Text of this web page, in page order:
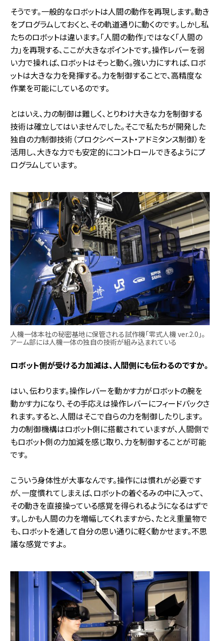
そうです。一般的なロボットは人間の動作を再現します。動き
をプログラムしておくと、その軌道通りに動くのです。しかし私
たちのロボットは違います。「人間の動作」ではなく「人間の
力」を再現する、ここが大きなポイントです。操作レバーを弱
い力で操れば、ロボットはそっと動く。強い力にすれば、ロボ
ットは大きな力を発揮する。力を制御することで、高精度な
作業を可能にしているのです。
とはいえ、力の制御は難しく、とりわけ大きな力を制御する
技術は確立してはいませんでした。そこで私たちが開発した
独自の力制御技術（プロクシベースト・アドミタンス制御）を
活用し、大きな力でも安定的にコントロールできるようにプ
ログラムしています。
人機一体本社の秘密基地に保管される試作機「零式人機 ver.2.0」。
アーム部には人機一体の独自の技術が組み込まれている
――ロボット側が受ける力加減は、人間側にも伝わるのですか。
はい、伝わります。操作レバーを動かす力がロボットの腕を
動かす力になり、その手応えは操作レバーにフィードバックさ
れます。すると、人間はそこで自らの力を制御したりします。
力の制御機構はロボット側に搭載されていますが、人間側で
もロボット側の力加減を感じ取り、力を制御することが可能
です。
こういう身体性が大事なんです。操作には慣れが必要です
が、一度慣れてしまえば、ロボットの着ぐるみの中に入って、
その動きを直接操っている感覚を得られるようになるはずで
す。しかも人間の力を増幅してくれますから、たとえ重量物で
も、ロボットを通して自分の思い通りに軽く動かせます。不思
議な感覚ですよ。